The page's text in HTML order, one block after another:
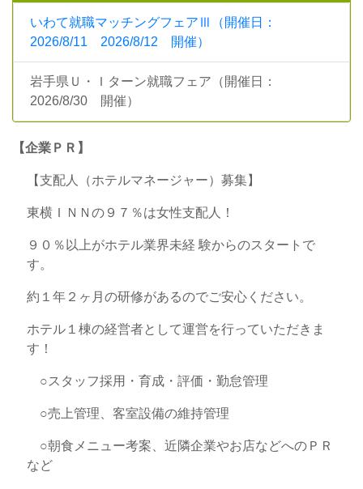
いわて就職マッチングフェアⅢ（開催日：
2026/8/11 2026/8/12 開催）
岩手県Ｕ・Ｉターン就職フェア（開催日：
2026/8/30 開催）
【企業ＰＲ】
【支配人（ホテルマネージャー）募集】
東横ＩＮＮの９７％は女性支配人！
９０％以上がホテル業界未経 験からのスタートで
す。
約１年２ヶ月の研修があるのでご安心ください。
ホテル１棟の経営者として運営を行っていただきま
す！
○スタッフ採用・育成・評価・勤怠管理
○売上管理、客室設備の維持管理
○朝食メニュー考案、近隣企業やお店などへのＰＲ
など